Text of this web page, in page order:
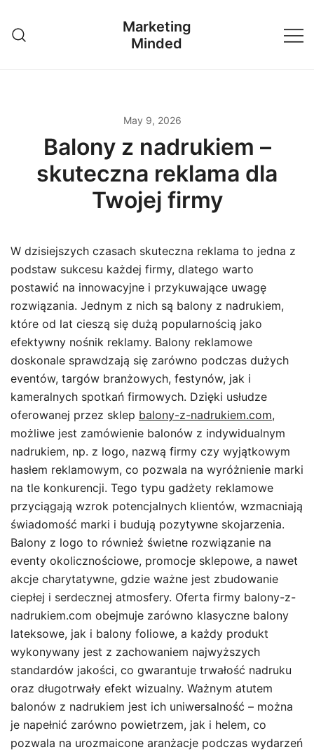
content
Marketing
Minded
May 9, 2026
Balony z nadrukiem –
skuteczna reklama dla
Twojej firmy
W dzisiejszych czasach skuteczna reklama to jedna z
podstaw sukcesu każdej firmy, dlatego warto
postawić na innowacyjne i przykuwające uwagę
rozwiązania. Jednym z nich są balony z nadrukiem,
które od lat cieszą się dużą popularnością jako
efektywny nośnik reklamy. Balony reklamowe
doskonale sprawdzają się zarówno podczas dużych
eventów, targów branżowych, festynów, jak i
kameralnych spotkań firmowych. Dzięki usłudze
oferowanej przez sklep balony-z-nadrukiem.com,
możliwe jest zamówienie balonów z indywidualnym
nadrukiem, np. z logo, nazwą firmy czy wyjątkowym
hasłem reklamowym, co pozwala na wyróżnienie marki
na tle konkurencji. Tego typu gadżety reklamowe
przyciągają wzrok potencjalnych klientów, wzmacniają
świadomość marki i budują pozytywne skojarzenia.
Balony z logo to również świetne rozwiązanie na
eventy okolicznościowe, promocje sklepowe, a nawet
akcje charytatywne, gdzie ważne jest zbudowanie
ciepłej i serdecznej atmosfery. Oferta firmy balony-z-
nadrukiem.com obejmuje zarówno klasyczne balony
lateksowe, jak i balony foliowe, a każdy produkt
wykonywany jest z zachowaniem najwyższych
standardów jakości, co gwarantuje trwałość nadruku
oraz długotrwały efekt wizualny. Ważnym atutem
balonów z nadrukiem jest ich uniwersalność – można
je napełnić zarówno powietrzem, jak i helem, co
pozwala na urozmaicone aranżacje podczas wydarzeń